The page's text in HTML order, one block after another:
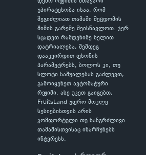
უპირატესობა ისაა, რომ
შეგიძლიათ თამაში შეცდომის
შიშის გარეშე შეისწავლოთ. ჯერ
სცადეთ რამდენიმე ხელით
დატრიალება, შემდეგ
დააკვირდით ფსონის
პარამეტრებს, ბოლოს კი, თუ
სლოტი საშუალებას გაძლევთ,
გამოიყენეთ ავტომატური
რეჟიმი. ასე უკეთ გაიგებთ,
FruitsLand უფრო მოკლე
სესიებისთვის არის
კომფორტული თუ ხანგრძლივი
თამაშისთვისაც ინარჩუნებს
ინტერესს.